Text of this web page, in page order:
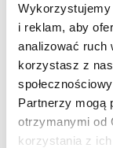
i reklam, aby
analizować ruch
korzystasz z
Partnerzy mogą
otrzymanymi od
korzystania z ich
Choroby
Interakcje z
wchłanianie
Długotrwałe
może
witaminy B12.